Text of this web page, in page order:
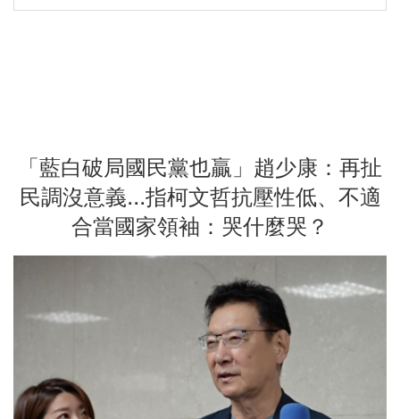
「藍白破局國民黨也贏」趙少康：再扯
民調沒意義...指柯文哲抗壓性低、不適
合當國家領袖：哭什麼哭？